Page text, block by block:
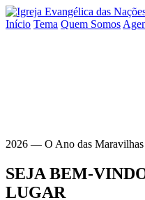
Início Tema Quem Somos
2026 — O Ano das Maravilhas
SEJA BEM-
LUGAR